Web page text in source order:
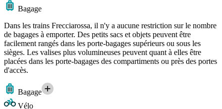
Bagage
Dans les trains Frecciarossa, il n'y a aucune restriction sur le nombre
de bagages à emporter. Des petits sacs et objets peuvent être
facilement rangés dans les porte-bagages supérieurs ou sous les
sièges. Les valises plus volumineuses peuvent quant à elles être
placées dans les porte-bagages des compartiments ou près des portes
d'accès.
Bagage
Vélo